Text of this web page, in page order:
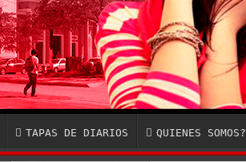
TAPAS DE DIARIOS QUIENES SOMOS?